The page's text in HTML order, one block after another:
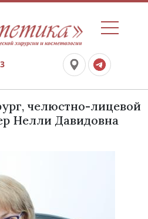
челюстно-лицевой
Нелли Давидовна